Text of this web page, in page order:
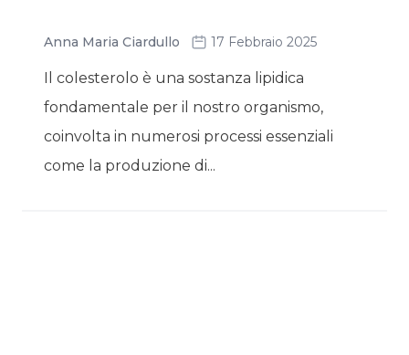
Anna Maria Ciardullo 17 Febbraio 2025
Il colesterolo è una sostanza lipidica
fondamentale per il nostro organismo,
coinvolta in numerosi processi essenziali
come la produzione di...